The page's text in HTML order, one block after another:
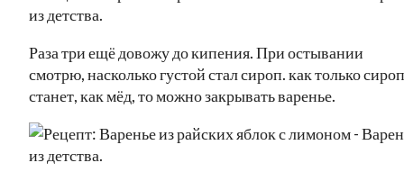
Раза три ещё довожу до кипения. При остывании
смотрю, насколько густой стал сироп. как только сироп
станет, как мёд, то можно закрывать варенье.